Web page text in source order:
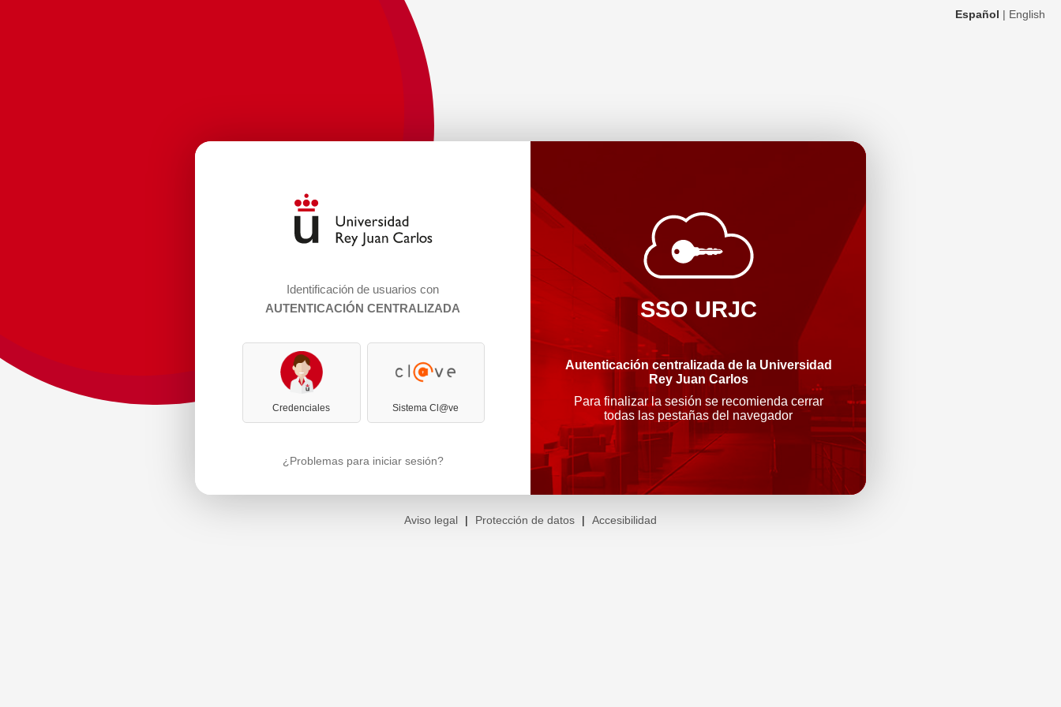
Español | English
Identificación de usuarios con
AUTENTICACIÓN CENTRALIZADA
Credenciales Sistema Cl@ve
¿Problemas para iniciar sesión?
SSO URJC
Autenticación centralizada de la Universidad
Rey Juan Carlos
Para finalizar la sesión se recomienda cerrar
todas las pestañas del navegador
Aviso legal | Protección de datos | Accesibilidad